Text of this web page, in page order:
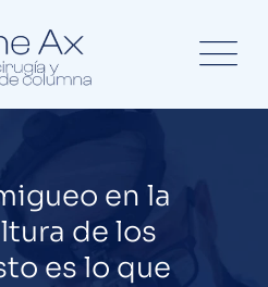
en la
de los
es lo que